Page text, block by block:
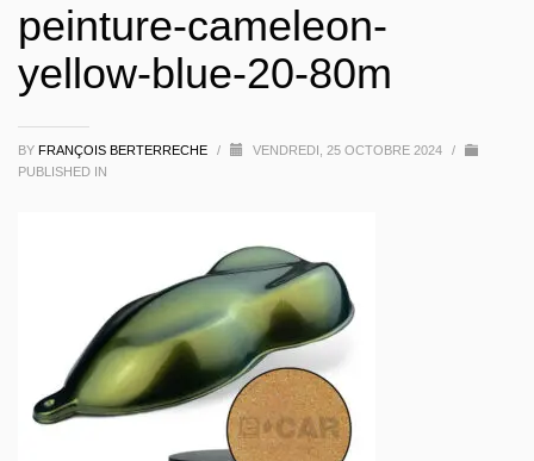
peinture-cameleon-
yellow-blue-20-80m
BY FRANÇOIS BERTERRECHE / VENDREDI, 25 OCTOBRE 2024
/
PUBLISHED IN